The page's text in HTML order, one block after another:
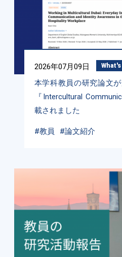
2026年07月09日
本学科教員の研究論文
『Intercultural
載されました
#教員 #論文紹介